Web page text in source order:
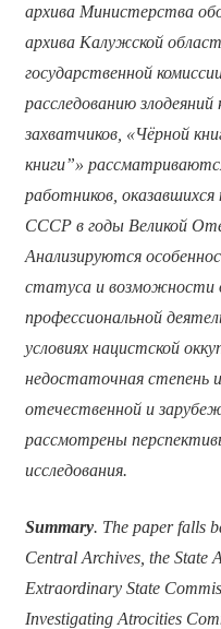
архива Министерства
архива Калужской
государственной
расследованию
захватчиков, «Чёрной
книги”»
работников,
СССР в годы Великой
Анализируются
статуса и возможности
профессиональной
условиях нацистской
недостаточная степень
отечественной и
рассмотрены
исследования.
Summary. The paper falls
Central Archives, the State
Extraordinary State
Investigating Atrocities